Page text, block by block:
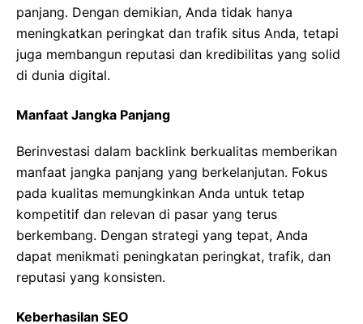
panjang. Dengan demikian, Anda tidak hanya
meningkatkan peringkat dan trafik situs Anda, tetapi
juga membangun reputasi dan kredibilitas yang solid
di dunia digital.
Manfaat Jangka Panjang
Berinvestasi dalam backlink berkualitas memberikan
manfaat jangka panjang yang berkelanjutan. Fokus
pada kualitas memungkinkan Anda untuk tetap
kompetitif dan relevan di pasar yang terus
berkembang. Dengan strategi yang tepat, Anda
dapat menikmati peningkatan peringkat, trafik, dan
reputasi yang konsisten.
Keberhasilan SEO